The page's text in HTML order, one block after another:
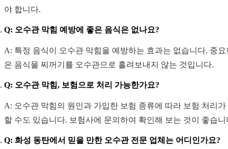
야 합니다.
Q: 오수관 막힘 예방에 좋은 음식은 없나요?
A: 특정 음식이 오수관 막힘을 예방하는 효과는 없습니다. 중요
은 음식물 찌꺼기를 오수관으로 흘려보내지 않는 것입니다.
Q: 오수관 막힘, 보험으로 처리 가능한가요?
A: 오수관 막힘의 원인과 가입한 보험 종류에 따라 보험 처리가
할 수도 있습니다. 보험사에 문의하여 확인해 보는 것이 좋습니
Q: 화성 동탄에서 믿을 만한 오수관 전문 업체는 어디인가요?